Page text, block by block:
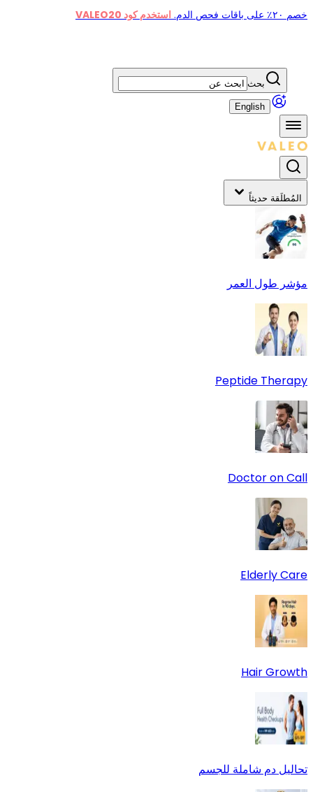
خصم ٢٠٪ على باقات فحص الدم. استخدم كود VALEO20
بحث
English
المُطلَقة حديثاً
مؤشر طول العمر
Peptide Therapy
Doctor on Call
Elderly Care
Hair Growth
تحاليل دم شاملة للجسم